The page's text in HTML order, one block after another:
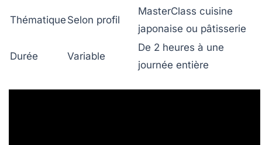
Thématique Selon profil
MasterClass cuisine
japonaise ou pâtisserie
Durée Variable
De 2 heures à une
journée entière